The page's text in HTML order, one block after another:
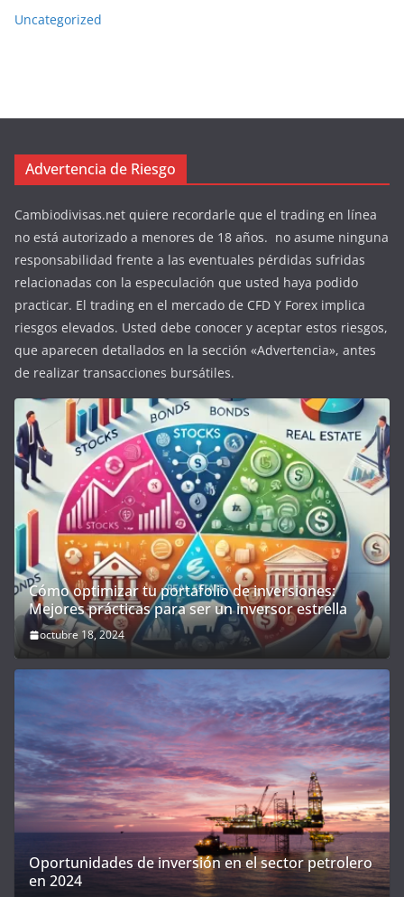
Uncategorized
Advertencia de Riesgo
Cambiodivisas.net quiere recordarle que el trading en línea
no está autorizado a menores de 18 años. no asume ninguna
responsabilidad frente a las eventuales pérdidas sufridas
relacionadas con la especulación que usted haya podido
practicar. El trading en el mercado de CFD Y Forex implica
riesgos elevados. Usted debe conocer y aceptar estos riesgos,
que aparecen detallados en la sección «Advertencia», antes
de realizar transacciones bursátiles.
Cómo optimizar tu portafolio de inversiones:
Mejores prácticas para ser un inversor estrella
octubre 18, 2024
Oportunidades de inversión en el sector petrolero
en 2024